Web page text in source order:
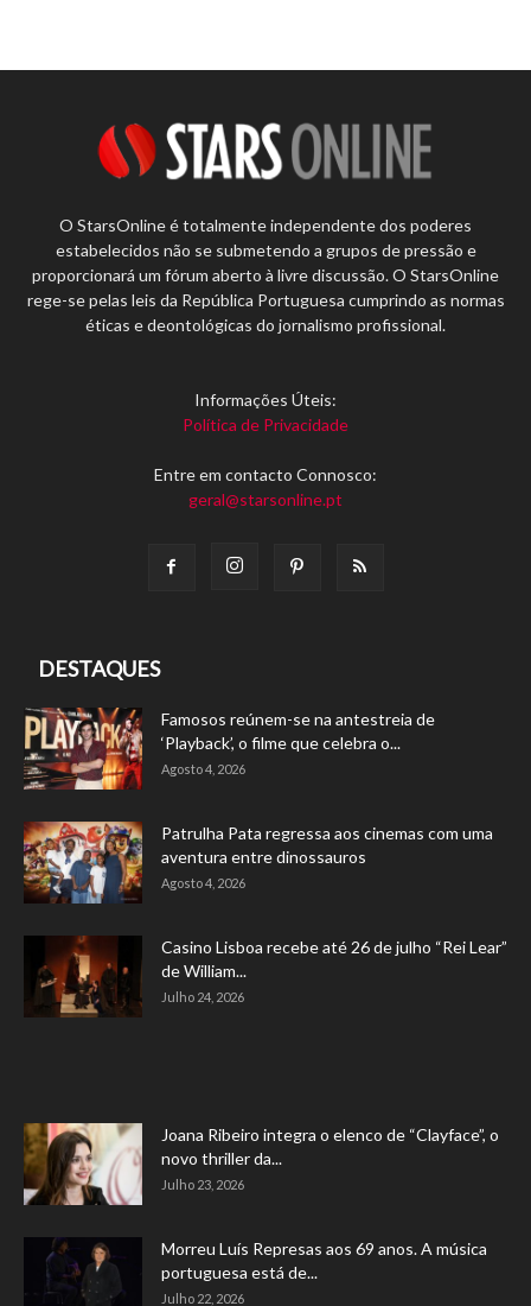
O StarsOnline é totalmente independente dos poderes
estabelecidos não se submetendo a grupos de pressão e
proporcionará um fórum aberto à livre discussão. O StarsOnline
rege-se pelas leis da República Portuguesa cumprindo as normas
éticas e deontológicas do jornalismo profissional.
Informações Úteis:
Política de Privacidade
Entre em contacto Connosco:
geral@starsonline.pt
DESTAQUES
Famosos reúnem-se na antestreia de
‘Playback’, o filme que celebra o...
Agosto 4, 2026
Patrulha Pata regressa aos cinemas com uma
aventura entre dinossauros
Agosto 4, 2026
Casino Lisboa recebe até 26 de julho “Rei Lear”
de William...
Julho 24, 2026
Joana Ribeiro integra o elenco de “Clayface”, o
novo thriller da...
Julho 23, 2026
Morreu Luís Represas aos 69 anos. A música
portuguesa está de...
Julho 22, 2026